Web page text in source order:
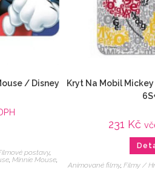
/ Disney
postavy,
,Minnie Mouse
Kryt Na Mobil
231 Kč
Animované filmy,Filmy /